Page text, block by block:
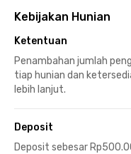
Kebijakan Hunian
Ketentuan
Penambahan jumlah
tiap hunian dan
lebih lanjut.
Deposit
Deposit sebesar